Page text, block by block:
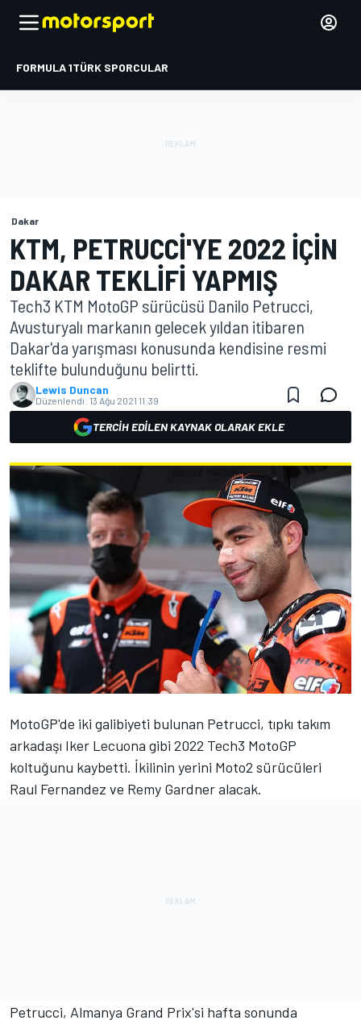
FORMULA 1TÜRK SPORCULAR
Dakar
KTM, PETRUCCI'YE 2022 IÇIN
DAKAR TEKLIFI YAPMIŞ
Tech3 KTM MotoGP sürücüsü Danilo Petrucci,
Avusturyalı markanın gelecek yıldan itibaren
Dakar'da yarışması konusunda kendisine resmi
teklifte bulunduğunu belirtti.
Lewis Duncan
Düzenlendi: 13 Ağu 2021 11:39
TERCIH EDILEN KAYNAK OLARAK EKLE
MotoGP'de iki galibiyeti bulunan Petrucci, tıpkı takım
arkadaşı Iker Lecuona gibi 2022 Tech3 MotoGP
koltuğunu kaybetti. İkilinin yerini Moto2 sürücüleri
Raul Fernandez ve Remy Gardner alacak.
Petrucci, Almanya Grand Prix'si hafta sonunda